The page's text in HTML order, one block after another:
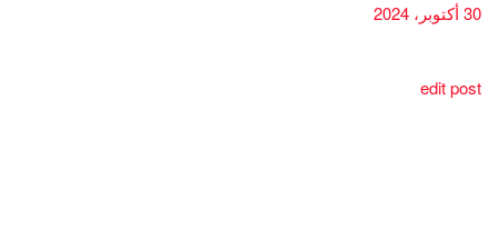
30 أكتوبر، 2024
edit post